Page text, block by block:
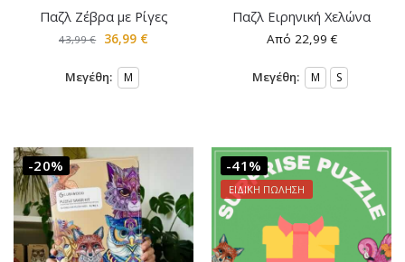
Παζλ Ζέβρα με Ρίγες
43,99€ 36,99 €
Μεγέθη: M
Παζλ Ειρηνική Χελώνα
Από 22,99€
Μεγέθη: M S
-20% -41%
ΕΙΔΙΚΗ ΠΩΛΗΣΗ